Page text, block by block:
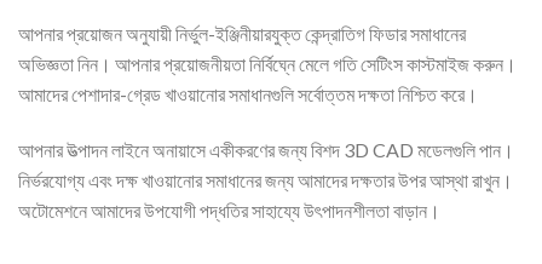
আপনার প্রয়োজন অনুযায়ী নির্ভুল-ইঞ্জিনীয়ারযুক্ত কেন্দ্রাতিগ ফিডার সমাধানের
অভিজ্ঞতা নিন। আপনার প্রয়োজনীয়তা নির্বিঘ্নে মেলে গতি সেটিংস কাস্টমাইজ করুন।
আমাদের পেশাদার-গ্রেড খাওয়ানোর সমাধানগুলি সর্বোত্তম দক্ষতা নিশ্চিত করে।
আপনার উত্পাদন লাইনে অনায়াসে একীকরণের জন্য বিশদ 3D CAD মডেলগুলি পান।
নির্ভরযোগ্য এবং দক্ষ খাওয়ানোর সমাধানের জন্য আমাদের দক্ষতার উপর আস্থা রাখুন।
অটোমেশনে আমাদের উপযোগী পদ্ধতির সাহায্যে উৎপাদনশীলতা বাড়ান।